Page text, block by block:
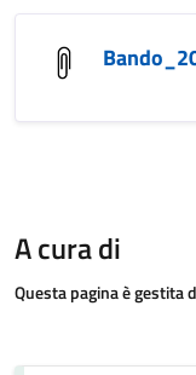
A cura di
Questa pagina è gestita